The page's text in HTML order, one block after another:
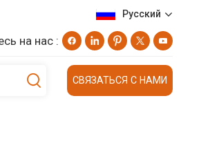
Русский
на нас :
СВЯЗАТЬСЯ С НАМИ